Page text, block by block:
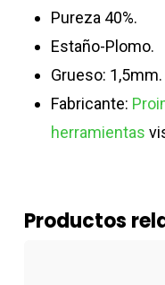
Pureza 40%.
Estaño-Plomo.
Grueso: 1,5mm.
Fabricante:
herramientas
Productos